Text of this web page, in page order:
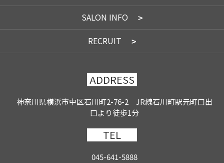
SALON INFO
RECRUIT
ADDRESS
神奈川県横浜市中区石川町2-76-2 JR線石川町駅元町口出
口より徒歩1分
TEL
045-641-5888